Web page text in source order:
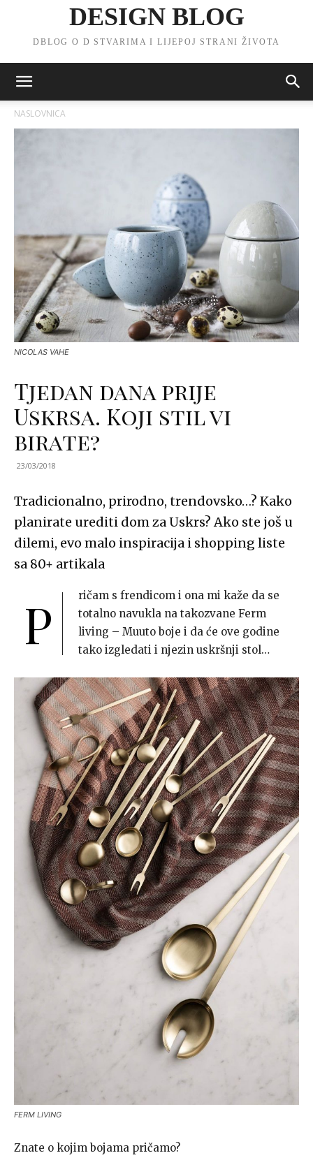
DESIGN BLOG
DBLOG O D STVARIMA I LIJEPOJ STRANI ŽIVOTA
NASLOVNICA
NICOLAS VAHE
Tjedan dana prije
Uskrsa. Koji stil vi
birate?
23/03/2018
Tradicionalno, prirodno, trendovsko…? Kako
planirate urediti dom za Uskrs? Ako ste još u
dilemi, evo malo inspiracija i shopping liste
sa 80+ artikala
P
ričam s frendicom i ona mi kaže da se
totalno navukla na takozvane Ferm
living – Muuto boje i da će ove godine
tako izgledati i njezin uskršnji stol…
FERM LIVING
Znate o kojim bojama pričamo?